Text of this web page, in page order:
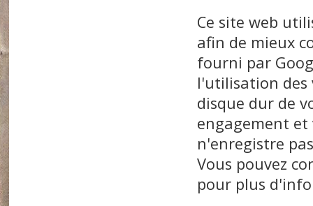
Ce site web
afin de mieux
fourni par
l'utilisation des
disque dur de
engagement
n'enregistre
Vous pouvez
pour plus